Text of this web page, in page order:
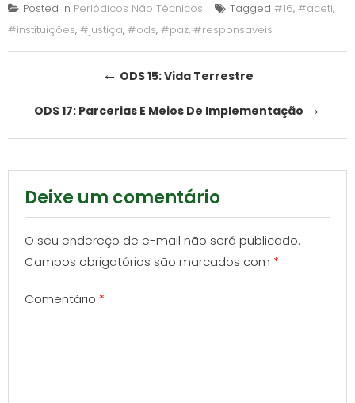
Posted in Periódicos Não Técnicos Tagged #16, #aceti,
#instituições, #justiça, #ods, #paz, #responsaveis
navigation
← ODS 15: Vida Terrestre
ODS 17: Parcerias E Meios De Implementação →
Deixe um comentário
O seu endereço de e-mail não será publicado.
Campos obrigatórios são marcados com *
Comentário *